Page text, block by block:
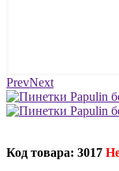
PrevNext
Код товара: 3017